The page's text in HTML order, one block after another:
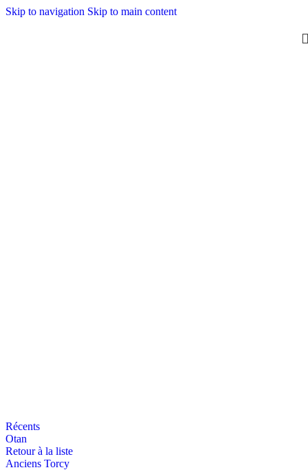
Skip to navigation Skip to main content
Récents
Otan
Retour à la liste
Anciens Torcy